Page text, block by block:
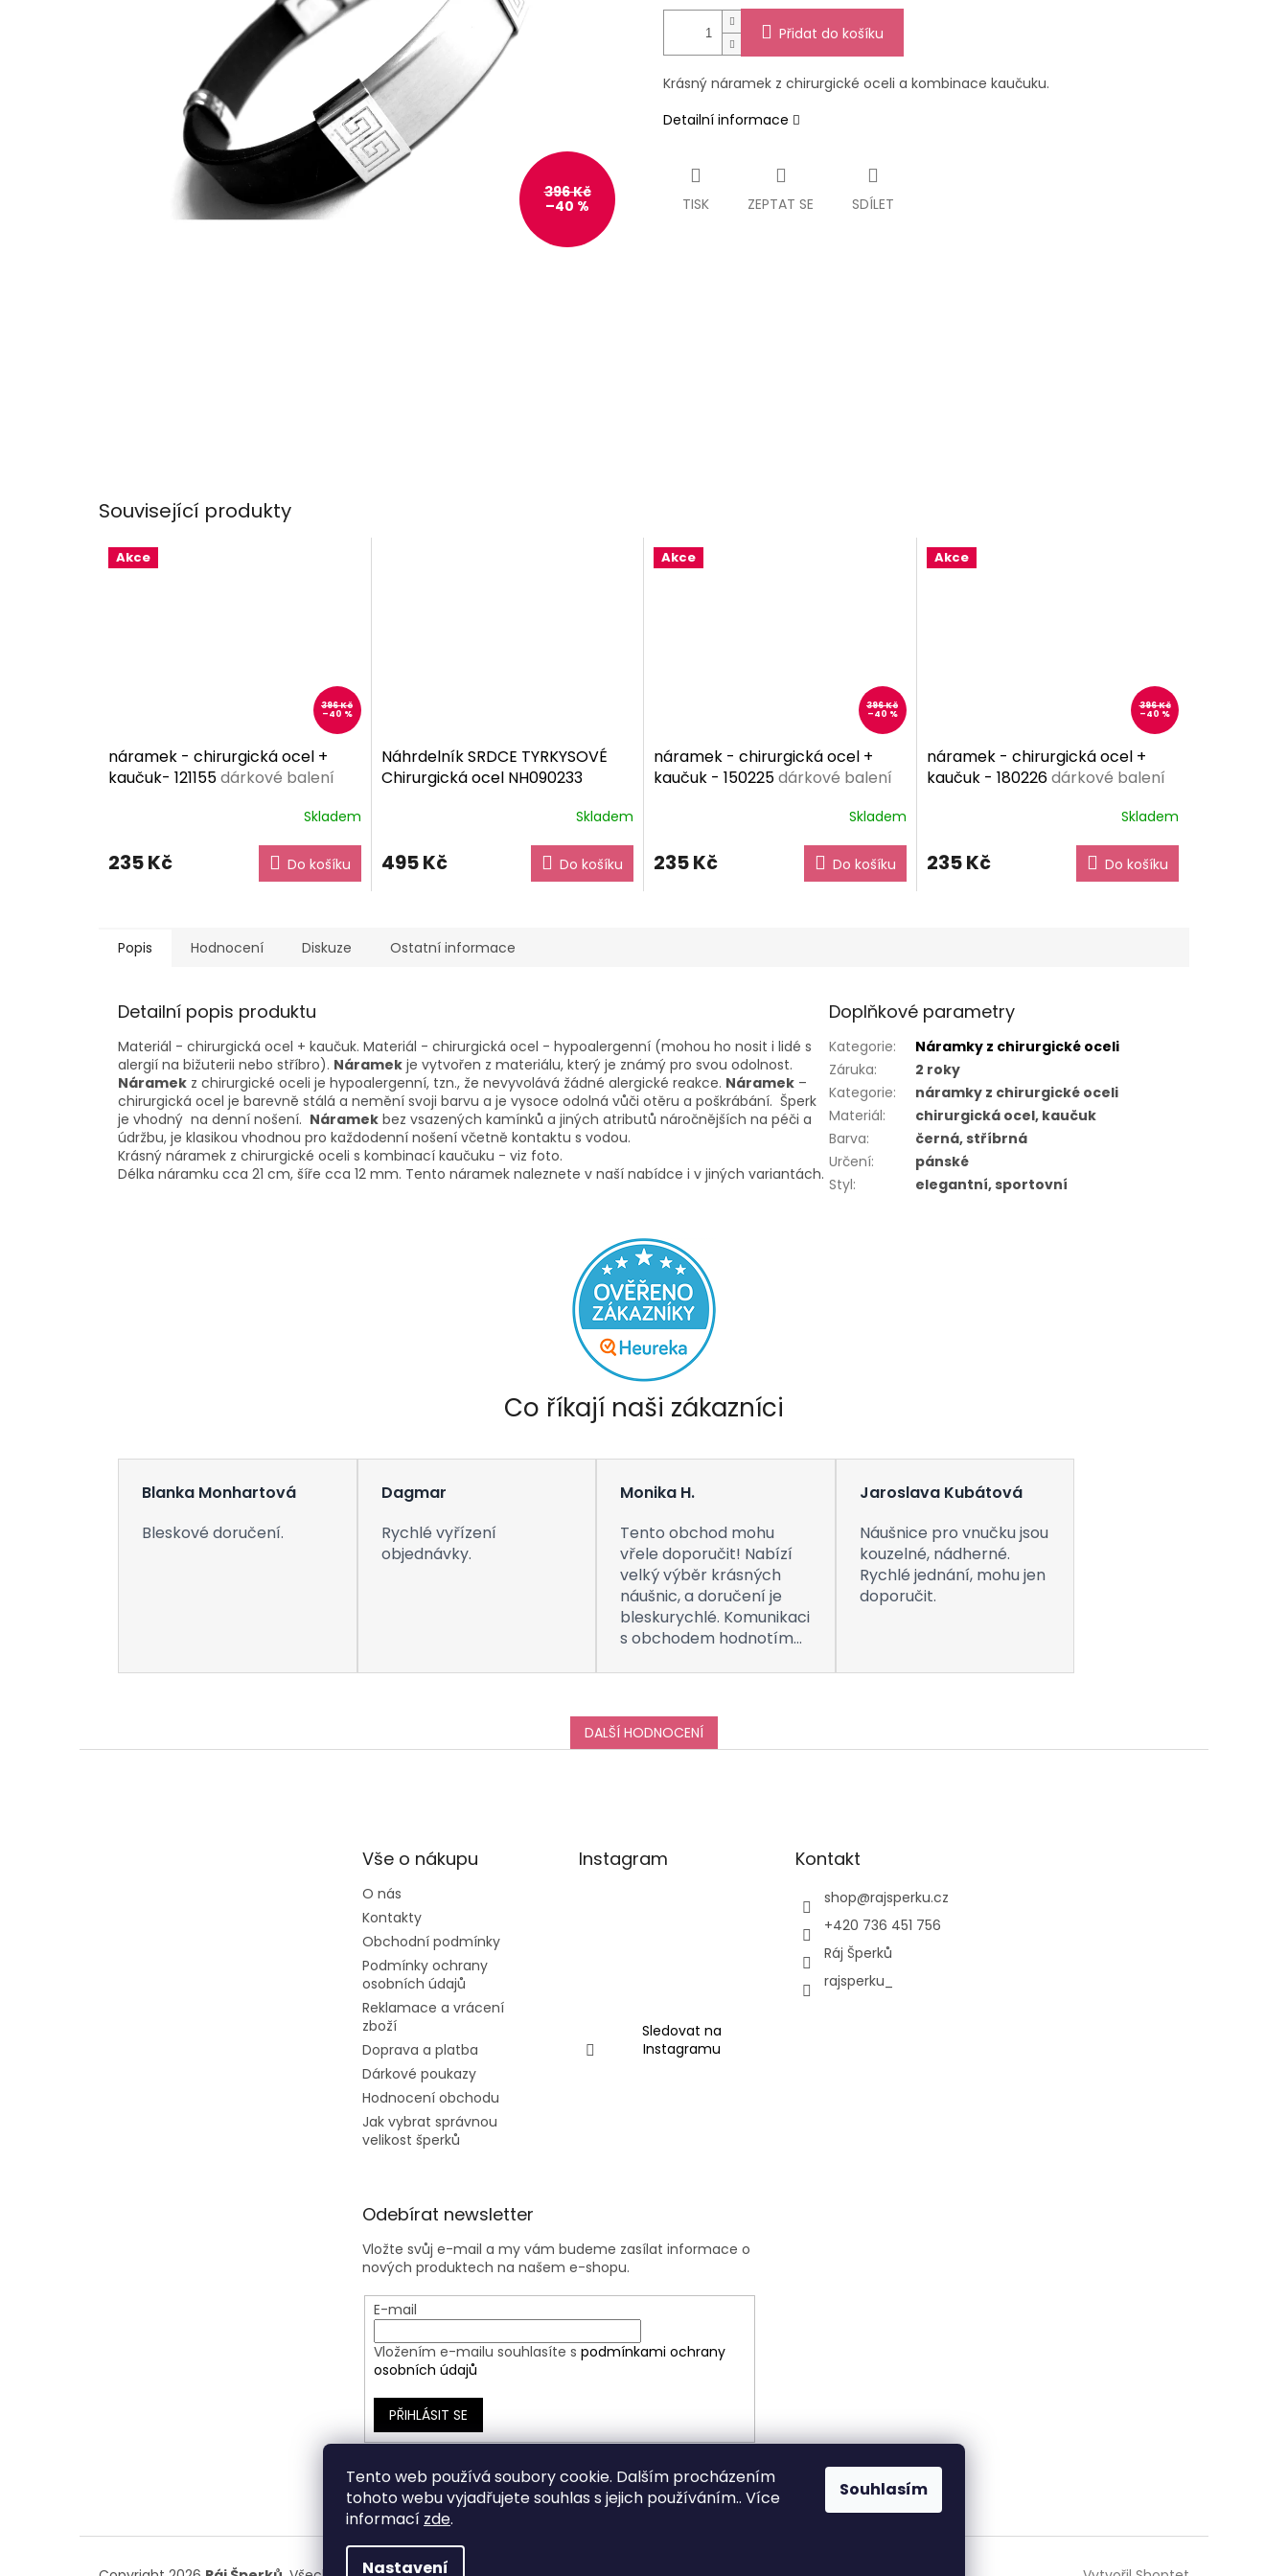
Tento web používá soubory cookie. Dalším procházením
tohoto webu vyjadřujete souhlas s jejich používáním.. Více
informací zde.
Nastavení
Souhlasím
396 Kč
–40 %
Přidat do košíku
Krásný náramek z chirurgické oceli a kombinace kaučuku.
Detailní informace
TISK ZEPTAT SE SDÍLET
Související produkty
Akce
396 Kč
–40 %
náramek - chirurgická ocel +
kaučuk- 121155dárkové balení
Skladem
235 Kč Do košíku
Náhrdelník SRDCE TYRKYSOVÉ
Chirurgická ocel NH090233
Skladem
495 Kč Do košíku
Akce
396 Kč
–40 %
náramek - chirurgická ocel +
kaučuk - 150225dárkové balení
Skladem
235 Kč Do košíku
Akce
396 Kč
–40 %
náramek - chirurgická ocel +
kaučuk - 180226dárkové balení
Skladem
235 Kč Do košíku
Popis Hodnocení Diskuze Ostatní informace
Detailní popis produktu
Materiál - chirurgická ocel + kaučuk. Materiál - chirurgická ocel - hypoalergenní (mohou ho nosit i lidé s
alergií na bižuterii nebo stříbro). Náramek je vytvořen z materiálu, který je známý pro svou odolnost.
Náramek z chirurgické oceli je hypoalergenní, tzn., že nevyvolává žádné alergické reakce. Náramek –
chirurgická ocel je barevně stálá a nemění svoji barvu a je vysoce odolná vůči otěru a poškrábání. Šperk
je vhodný na denní nošení. Náramek bez vsazených kamínků a jiných atributů náročnějších na péči a
údržbu, je klasikou vhodnou pro každodenní nošení včetně kontaktu s vodou.
Krásný náramek z chirurgické oceli s kombinací kaučuku - viz foto.
Délka náramku cca 21 cm, šíře cca 12 mm. Tento náramek naleznete v naší nabídce i v jiných variantách.
Doplňkové parametry
Kategorie:
Náramky z chirurgické oceli
Záruka:
2 roky
Kategorie:
náramky z chirurgické oceli
Materiál:
chirurgická ocel, kaučuk
Barva:
černá, stříbrná
Určení:
pánské
Styl: elegantní, sportovní
Co říkají naši zákazníci
Blanka Monhartová
Bleskové doručení.
Dagmar
Rychlé vyřízení
objednávky.
Monika H.
Tento obchod mohu
vřele doporučit! Nabízí
velký výběr krásných
náušnic, a doručení je
bleskurychlé. Komunikaci
s obchodem hodnotím
za vše, a určitě se k vám
:-)
Jaroslava Kubátová
Náušnice pro vnučku jsou
kouzelné, nádherné.
Rychlé jednání, mohu jen
doporučit.
DALŠÍ HODNOCENÍ
Vše o nákupu
O nás
Kontakty
Obchodní podmínky
Podmínky ochrany
osobních údajů
Reklamace a vrácení
zboží
Doprava a platba
Dárkové poukazy
Hodnocení obchodu
Jak vybrat správnou
velikost šperků
Instagram
Sledovat na
Instagramu
Kontakt
shop@rajsperku.cz
+420 736 451 756
Ráj Šperků
rajsperku_
Odebírat newsletter
Vložte svůj e-mail a my vám budeme zasílat informace o
nových produktech na našem e-shopu.
E-mail
Vložením e-mailu souhlasíte s podmínkami ochrany
osobních údajů
PŘIHLÁSIT SE